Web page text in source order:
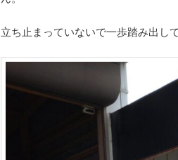
立ち止まっていないで一歩踏み出し